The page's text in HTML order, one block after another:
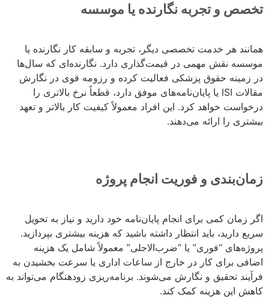
تخصص و تجربه نگارنده یا موسسه
همانند هر خدمت تخصصی دیگر، تجربه و سابقه کار نگارنده یا
موسسه نقش مهمی در قیمت‌گذاری دارد. نگارنده‌ای که سال‌ها
در زمینه حقوق پزشکی فعالیت کرده و رزومه قوی در نگارش
مقالات ISI یا پایان‌نامه‌های موفق دارد، قطعاً نرخ بالاتری را
درخواست خواهد کرد. این افراد معمولاً کیفیت کار بالاتر و تعهد
بیشتری را ارائه می‌دهند.
زمان‌بندی و فوریت انجام پروژه
اگر زمان کمی برای انجام پایان‌نامه خود دارید و نیاز به تحویل
سریع دارید، باید انتظار داشته باشید که هزینه بیشتری بپردازید.
پروژه‌های “فوری” یا “ضرب‌الاجلی” معمولاً شامل یک هزینه
اضافی برای کار در خارج از ساعات اداری یا سرعت بخشیدن به
فرآیند تحقیق و نگارش می‌شوند. برنامه‌ریزی زودهنگام می‌تواند به
کاهش این هزینه کمک کند.